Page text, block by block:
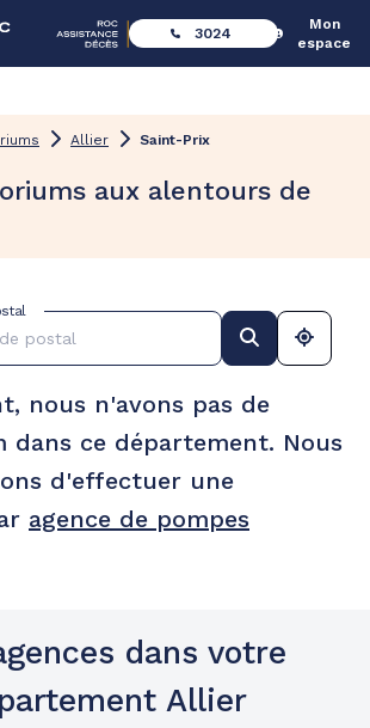
3024
Mon
espace
Allier Saint-Prix
aux alentours de
nous n'avons pas de
dans ce département. Nous
d'effectuer une
agence de pompes
dans votre
Allier